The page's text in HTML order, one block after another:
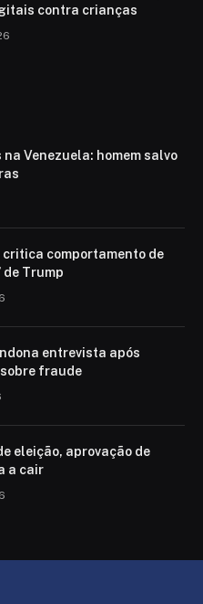
contra crianças
na Venezuela: homem salvo
critica comportamento de
de Trump
entrevista após
fraude
eleição, aprovação de
a cair